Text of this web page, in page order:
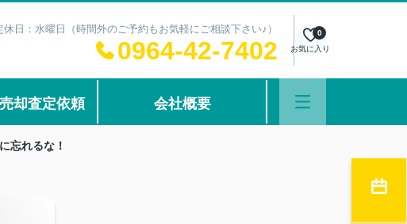
日：水曜日（時間外のご予約もお気軽にご相談下さい♪）
0964-42-7402 お気に入り
0
売却査定依頼 会社概要
忘れるな！